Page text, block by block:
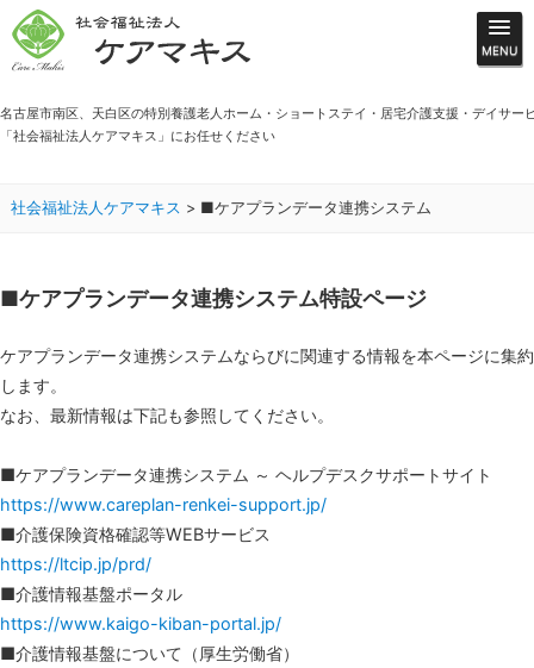
名古屋市南区、天白区の特別養護老人ホーム・ショートステイ・居宅介護支援・デイサー
「社会福祉法人ケアマキス」にお任せください
社会福祉法人ケアマキス > ■ケアプランデータ連携システム
■ケアプランデータ連携システム特設ページ
ケアプランデータ連携システムならびに関連する情報を本ページに集約
します。
なお、最新情報は下記も参照してください。
■ケアプランデータ連携システム ～ ヘルプデスクサポートサイト
https://www.careplan-renkei-support.jp/
■介護保険資格確認等WEBサービス
https://ltcip.jp/prd/
■介護情報基盤ポータル
https://www.kaigo-kiban-portal.jp/
■介護情報基盤について（厚生労働省）